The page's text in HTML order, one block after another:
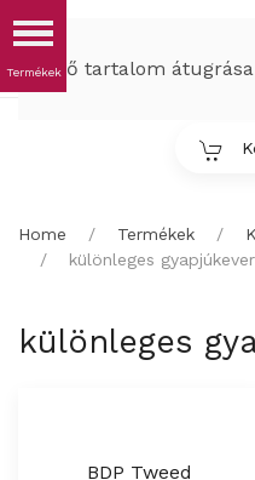
Fő tartalom átugrása
Home Termékek
különleges
különleges
BDP Tweed